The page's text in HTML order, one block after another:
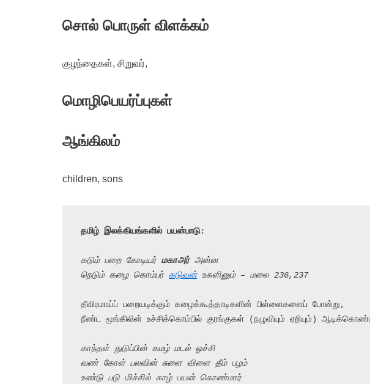
சொல் பொருள் விளக்கம்
குழந்தைகள், சிறுவர்,
மொழிபெயர்ப்புகள்
ஆங்கிலம்
children, sons
தமிழ் இலக்கியங்களில் பயன்பாடு:
கடும் பறை கோடியர் மகாஅர் அன்ன
நெடும் கழை கொம்பர் கடுவன் உகளினும் – மலை 236,237
தீவிரமாய்ப் பறையடிக்கும் கழைக்கூத்தாடிகளின் பிள்ளைகளைப் போன்று,
நீண்ட மூங்கிலின் உச்சிக்கொம்பில் குரங்குகள் (நழுவியும் ஏறியும்)
காந்தள் துடுப்பின் கமழ் மடல் ஓச்சி
வண் கோள் பலவின் சுளை விளை தீம் பழம்
உண்டு படு மிச்சில் காழ் பயன் கொண்மார்